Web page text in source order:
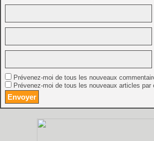
Prévenez-moi de tous les nouveaux
Prévenez-moi de tous les nouveaux articles par